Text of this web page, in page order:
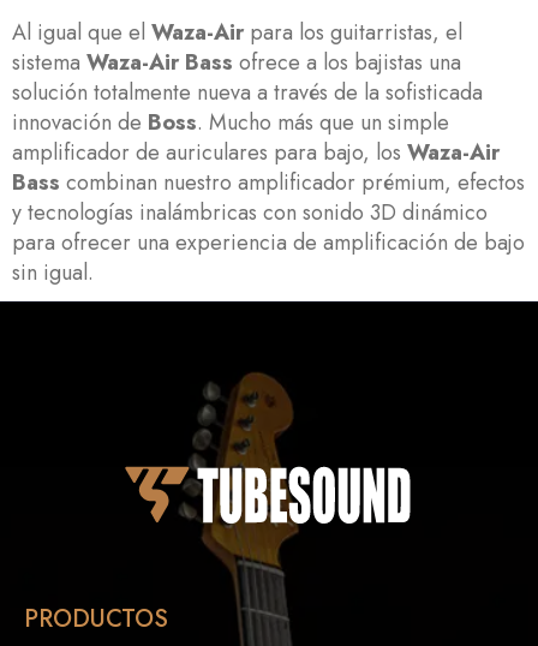
Al igual que el Waza-Air para los guitarristas, el
sistema Waza-Air Bass ofrece a los bajistas una
solución totalmente nueva a través de la sofisticada
innovación de Boss. Mucho más que un simple
amplificador de auriculares para bajo, los Waza-Air
Bass combinan nuestro amplificador prémium, efectos
y tecnologías inalámbricas con sonido 3D dinámico
para ofrecer una experiencia de amplificación de bajo
sin igual.
PRODUCTOS